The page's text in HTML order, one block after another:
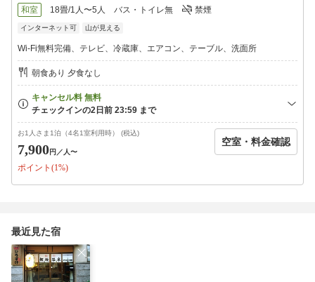
【金〜月】
当館直営の「夏目」にて1600円分使えるクーポンを1400円で販売
中！
※営業時間：午後17:00〜22:00）※ストオーダー21:30
■その他設備・アメニティ（401-403号室は、TVがございません）
WiFi無料完備、テレビ、テーブル、冷蔵庫、歯ブラシ、タオル、
浴衣、ドライヤー
■お風呂（1ケ所）
※女性のご利用は、施錠しての完全貸切制
（温泉は、チェックイン〜チェックアウトまで利用可）
シャンプー、リンス、ボディソープ、ドライヤー完備
■チェックイン・アウト
＜イン＞15:30〜23:30
＜アウト＞〜10:00
・チェックインが遅れる場合は事前にご連絡ください
和室 18畳/1人〜5人 バス・トイレ無 禁煙
インターネット可 山が見える
Wi-Fi無料完備、テレビ、冷蔵庫、エアコン、テーブル、洗面所
朝食あり 夕食なし
お1人さま1泊（4名1室利用時） (税込)
7,900円 ／人〜
ポイント(1%)
空室・料金確認
最近見た宿